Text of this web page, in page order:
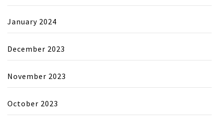
January 2024
December 2023
November 2023
October 2023